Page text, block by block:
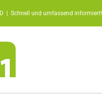
Schnell und umfassend informiert!